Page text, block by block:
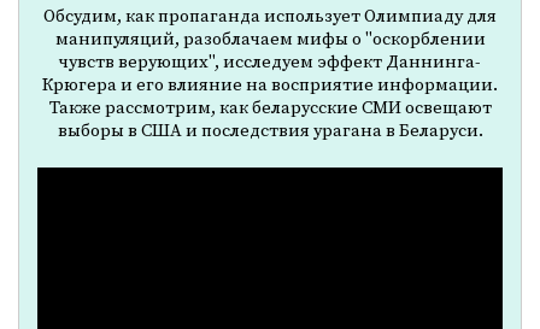
Обсудим, как пропаганда использует Олимпиаду для
манипуляций, разоблачаем мифы о "оскорблении
чувств верующих", исследуем эффект Даннинга-
Крюгера и его влияние на восприятие информации.
Также рассмотрим, как беларусские СМИ освещают
выборы в США и последствия урагана в Беларуси.